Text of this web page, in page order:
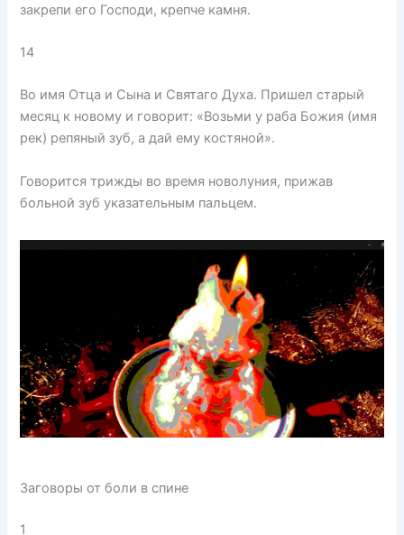
закрепи его Господи, крепче камня.
14
Во имя Отца и Сына и Святаго Духа. Пришел старый
месяц к новому и говорит: «Возьми у раба Божия (имя
рек) репяный зуб, а дай ему костяной».
Говорится трижды во время новолуния, прижав
больной зуб указательным пальцем.
Заговоры от боли в спине
1